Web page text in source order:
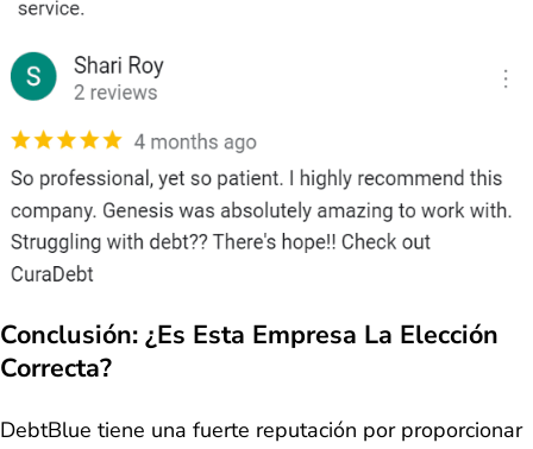
Conclusión: ¿Es Esta Empresa La Elección
Correcta?
DebtBlue tiene una fuerte reputación por proporcionar